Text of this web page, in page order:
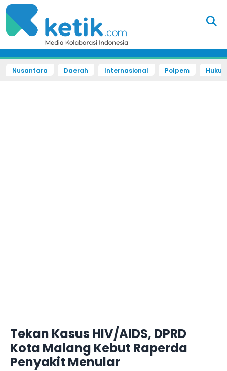
Nusantara Daerah Internasional Polpem
Tekan Kasus HIV/AIDS, DPRD
Kota Malang Kebut Raperda
Penyakit Menular